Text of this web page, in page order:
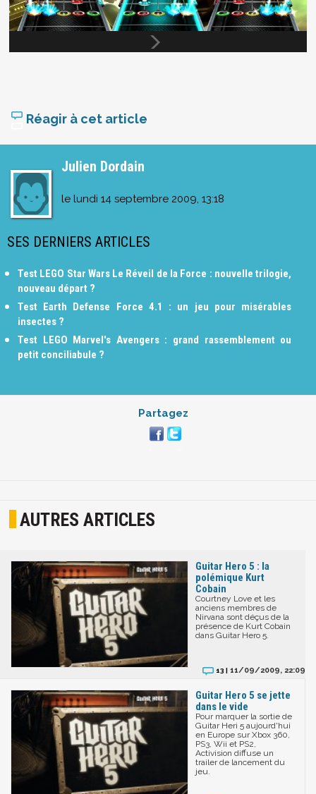
Réagir à cet article
Julien Dordain
le lundi 14 septembre 2009, 13:18
SES DERNIERS ARTICLES
Test LEGO Star Wars Le Réveil de la Force : nouvelle trilogie,
nouveau départ ?
Test Earth Defense Force 4.1 : un jeu pour misérables
insectes ?
Test LEGO Marvel's Avengers : grand rassemblement ou
petit conciliabule ?
Partagez
AUTRES ARTICLES
Guitar Hero 5 : la
polémique Kurt
Cobain
Courtney Love et les
anciens membres de
Nirvana sont déçus de la
présence de Kurt Cobain
dans Guitar Hero 5.
13 | 11/09/2009, 22:09
Guitar Hero 5 se jette
dans le vide
Pour marquer la sortie de
Guitar Heri 5 aujourd'hui
en Europe sur Xbox 360,
PS3, Wii et PS2,
Activision diffuse un
trailer de lancement du
jeu.